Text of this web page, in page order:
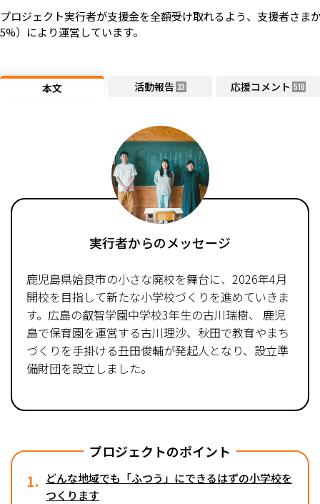
プロジェクト実行者が支援金を全額受け取れるよう、支援者さま
5%）により運営しています。
本文 活動報告 33 応援コメント 516
実行者からのメッセージ
鹿児島県姶良市の小さな廃校を舞台に、2026年4月
開校を目指して新たな小学校づくりを進めていきま
す。広島の叡智学園中学校3年生の古川瑞樹、 鹿児
島で保育園を運営する古川理沙、秋田で教育やまち
づくりを手掛ける丑田俊輔が発起人となり、設立準
備財団を設立しました。
プロジェクトのポイント
1.
どんな地域でも「ふつう」にできるはずの小学校を
つくります